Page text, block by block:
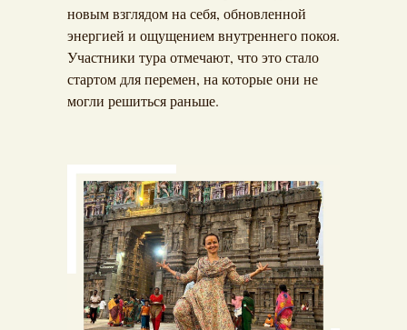
новым взглядом на себя, обновленной
энергией и ощущением внутреннего покоя.
Участники тура отмечают, что это стало
стартом для перемен, на которые они не
могли решиться раньше.